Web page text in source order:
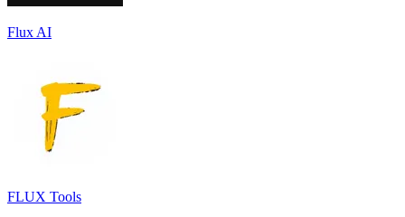
Flux AI
FLUX Tools